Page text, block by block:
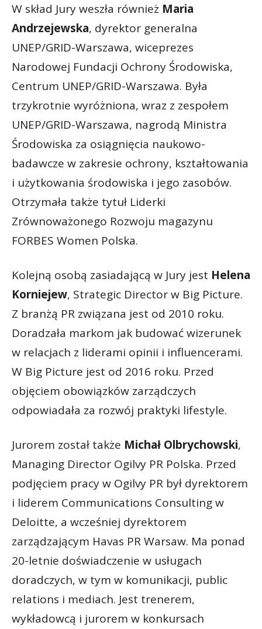
W skład Jury weszła również Maria
Andrzejewska, dyrektor generalna
UNEP/GRID-Warszawa, wiceprezes
Narodowej Fundacji Ochrony Środowiska,
Centrum UNEP/GRID-Warszawa. Była
trzykrotnie wyróżniona, wraz z zespołem
UNEP/GRID-Warszawa, nagrodą Ministra
Środowiska za osiągnięcia naukowo-
badawcze w zakresie ochrony, kształtowania
i użytkowania środowiska i jego zasobów.
Otrzymała także tytuł Liderki
Zrównoważonego Rozwoju magazynu
FORBES Women Polska.
Kolejną osobą zasiadającą w Jury jest Helena
Korniejew, Strategic Director w Big Picture.
Z branżą PR związana jest od 2010 roku.
Doradzała markom jak budować wizerunek
w relacjach z liderami opinii i influencerami.
W Big Picture jest od 2016 roku. Przed
objęciem obowiązków zarządczych
odpowiadała za rozwój praktyki lifestyle.
Jurorem został także Michał Olbrychowski,
Managing Director Ogilvy PR Polska. Przed
podjęciem pracy w Ogilvy PR był dyrektorem
i liderem Communications Consulting w
Deloitte, a wcześniej dyrektorem
zarządzającym Havas PR Warsaw. Ma ponad
20-letnie doświadczenie w usługach
doradczych, w tym w komunikacji, public
relations i mediach. Jest trenerem,
wykładowcą i jurorem w konkursach